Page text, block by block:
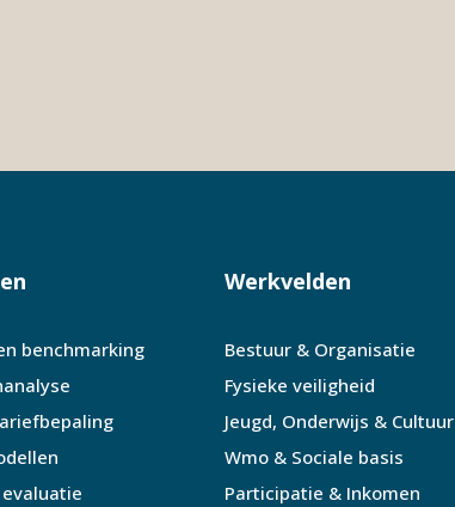
benchmarking
Werkvelden
Bestuur & Organisatie
Fysieke veiligheid
Jeugd, Onderwijs & Cultuur
Wmo & Sociale basis
Participatie & Inkomen